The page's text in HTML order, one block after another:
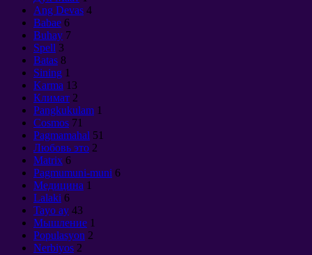
Ang Devas 4
Babae 6
Buhay 7
Spell 3
Batas 8
Sining 1
Karma 13
Климат 2
Pangkukulam 1
Cosmos 71
Pagmamahal 51
Любовь это 2
Matrix 6
Pagmumuni-muni 6
Медицина 1
Lalaki 6
Tayo ay 43
Мышление 1
Populasyon 2
Nerbiyos 2